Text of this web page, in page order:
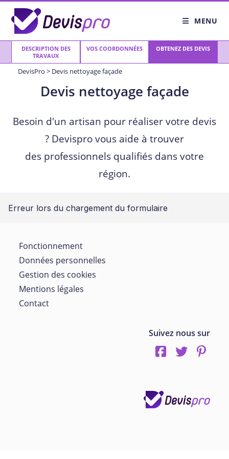
content
MENU
DESCRIPTION DES
TRAVAUX
VOS COORDONNÉES OBTENEZ DES DEVIS
DevisPro > Devis nettoyage façade
Devis nettoyage façade
Besoin d'un artisan pour réaliser votre devis
? Devispro vous aide à trouver
des professionnels qualifiés dans votre
région.
Erreur lors du chargement du formulaire
Fonctionnement
Données personnelles
Gestion des cookies
Mentions légales
Contact
Suivez nous sur